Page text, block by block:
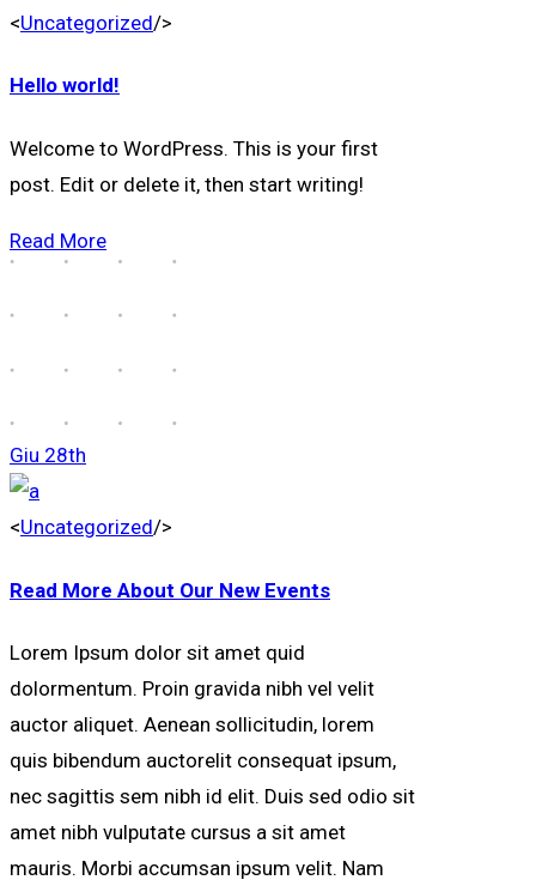
<Uncategorized/>
Hello world!
Welcome to WordPress. This is your first
post. Edit or delete it, then start writing!
Read More
Giu 28th
<Uncategorized/>
Read More About Our New Events
Lorem Ipsum dolor sit amet quid
dolormentum. Proin gravida nibh vel velit
auctor aliquet. Aenean sollicitudin, lorem
quis bibendum auctorelit consequat ipsum,
nec sagittis sem nibh id elit. Duis sed odio sit
amet nibh vulputate cursus a sit amet
mauris. Morbi accumsan ipsum velit. Nam